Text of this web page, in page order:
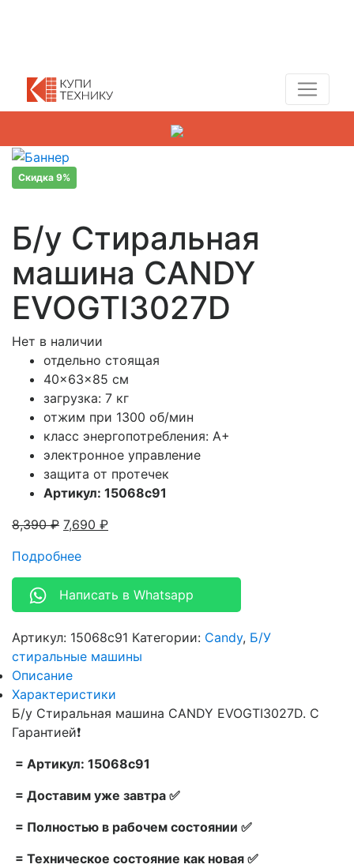
Скидка 9%
Б/у Стиральная
машина CANDY
EVOGTI3027D
Нет в наличии
отдельно стоящая
40x63x85 см
загрузка: 7 кг
отжим при 1300 об/мин
класс энергопотребления: A+
электронное управление
защита от протечек
Артикул: 15068c91
8,390₽ 7,690 ₽
Подробнее
Написать в Whatsapp
Артикул: 15068c91 Категории: Candy, Б/У
стиральные машины
Описание
Характеристики
Б/у Стиральная машина CANDY EVOGTI3027D. С
Гарантией❗
= Артикул: 15068c91
= Доставим уже завтра ✅
= Полностью в рабочем состоянии ✅
= Техническое состояние как новая ✅